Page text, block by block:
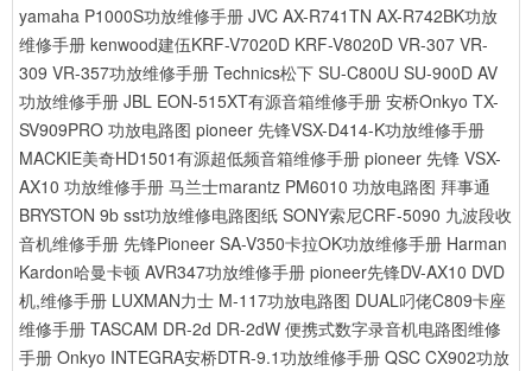
yamaha P1000S功放维修手册 JVC AX-R741TN AX-R742BK功放
维修手册 kenwood建伍KRF-V7020D KRF-V8020D VR-307 VR-
309 VR-357功放维修手册 Technics松下 SU-C800U SU-900D AV
功放维修手册 JBL EON-515XT有源音箱维修手册 安桥Onkyo TX-
SV909PRO 功放电路图 pioneer 先锋VSX-D414-K功放维修手册
MACKIE美奇HD1501有源超低频音箱维修手册 pioneer 先锋 VSX-
AX10 功放维修手册 马兰士marantz PM6010 功放电路图 拜事通
BRYSTON 9b sst功放维修电路图纸 SONY索尼CRF-5090 九波段收
音机维修手册 先锋Pioneer SA-V350卡拉OK功放维修手册 Harman
Kardon哈曼卡顿 AVR347功放维修手册 pioneer先锋DV-AX10 DVD
机,维修手册 LUXMAN力士 M-117功放电路图 DUAL叼佬C809卡座
维修手册 TASCAM DR-2d DR-2dW 便携式数字录音机电路图维修
手册 Onkyo INTEGRA安桥DTR-9.1功放维修手册 QSC CX902功放